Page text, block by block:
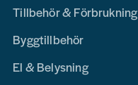
Tillbehör & Förbrukning
Byggtillbehör
El & Belysning